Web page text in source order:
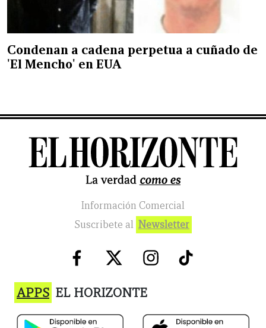
Condenan a cadena perpetua a cuñado de
'El Mencho' en EUA
Información Comercial
Suscribete al Newsletter
APPS EL HORIZONTE